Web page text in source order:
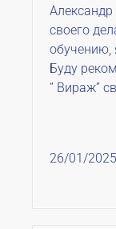
своего
обучению,
Буду
” Вираж”
26/01/2025